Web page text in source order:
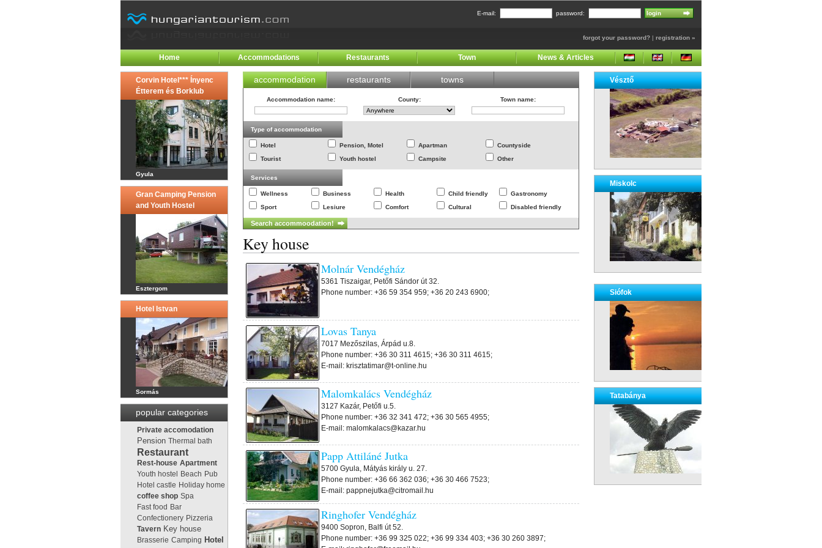
E-mail: password:
forgot your password? | registration »
Home Accommodations Restaurants Town News & Articles
Corvin Hotel*** Ínyenc
Étterem és Borklub
Gyula
Gran Camping Pension
and Youth Hostel
Esztergom
Hotel Istvan
Sormás
popular categories
Private accomodation
Pension Thermal bath
Restaurant
Rest-house Apartment
Youth hostel
Beach Pub
Hotel castle Holiday home
coffee shop Spa
Fast food Bar
Confectionery Pizzeria
Tavern Key house
Brasserie Camping Hotel
accommodation restaurants towns
Accommodation name: County: Town name:
Type of accommodation
Hotel Pension, Motel Apartman
Countyside
Tourist
Youth hostel Campsite Other
Services
Wellness Business Health Child friendly
Gastronomy
Sport
Lesiure Comfort Cultural Disabled friendly
Key house
Molnár Vendégház
5361 Tiszaigar, Petőfi Sándor út 32.
Phone number: +36 59 354 959; +36 20 243 6900;
Lovas Tanya
7017 Mezőszilas, Árpád u.8.
Phone number: +36 30 311 4615; +36 30 311 4615;
E-mail: krisztatimar@t-online.hu
Malomkalács Vendégház
3127 Kazár, Petőfi u.5.
Phone number: +36 32 341 472; +36 30 565 4955;
E-mail: malomkalacs@kazar.hu
Papp Attiláné Jutka
5700 Gyula, Mátyás király u. 27.
Phone number: +36 66 362 036; +36 30 466 7523;
E-mail: pappnejutka@citromail.hu
Ringhofer Vendégház
9400 Sopron, Balfi út 52.
Phone number: +36 99 325 022; +36 99 334 403; +36 30 260 3897;
Vésztő
Miskolc
Siófok
Tatabánya